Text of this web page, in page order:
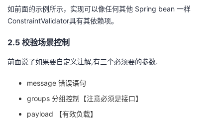
如前面的示例所示，实现可以像任何其他 Spring bean 一样
ConstraintValidator具有其依赖项。
2.5 校验场景控制
前面说了如果要自定义注解,有三个必须要的参数.
message 错误语句
groups 分组控制【注意必须是接口】
payload 【有效负载】